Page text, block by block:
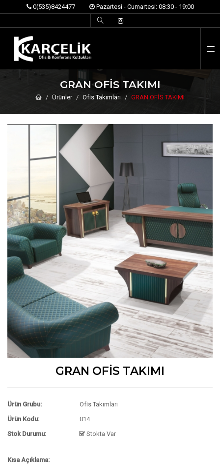
0(535)8424477 Pazartesi - Cumartesi: 08:30 - 19:00
GRAN OFİS TAKIMI
Ürünler Ofis Takımları GRAN OFİS TAKIMI
GRAN OFİS TAKIMI
Ürün Grubu:
Ofis Takımları
Ürün Kodu:
014
Stok Durumu:
Stokta Var
Kısa Açıklama: